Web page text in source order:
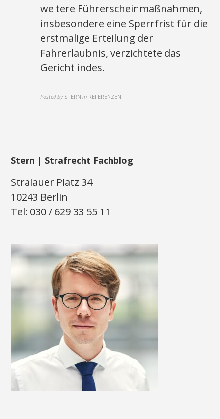
weitere Führerscheinmaßnahmen,
insbesondere eine Sperrfrist für die
erstmalige Erteilung der
Fahrerlaubnis, verzichtete das
Gericht indes.
Posted by STERN in REFERENZEN
Stern | Strafrecht Fachblog
Stralauer Platz 34
10243 Berlin
Tel: 030 / 629 33 55 11